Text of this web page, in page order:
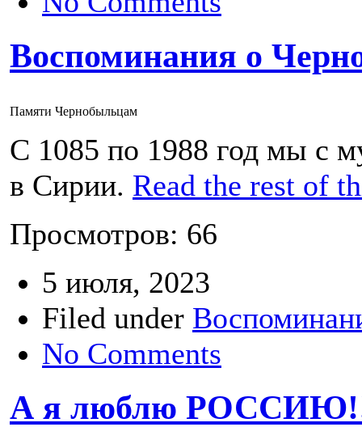
Воспоминания о
Памяти Чернобыльцам
С 1085 по 1988 год мы с
в Сирии. Read the rest of
Просмотров: 66
5 июля, 2023
Filed under
No Comments
А я люблю